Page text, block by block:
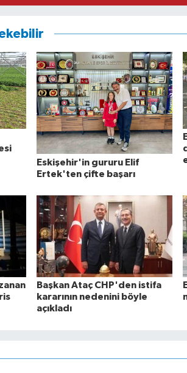
Eskişehir'in gururu Elif
Ertek'ten çifte başarı
Başkan Ataç CHP'den istifa
kararının nedenini böyle
açıkladı